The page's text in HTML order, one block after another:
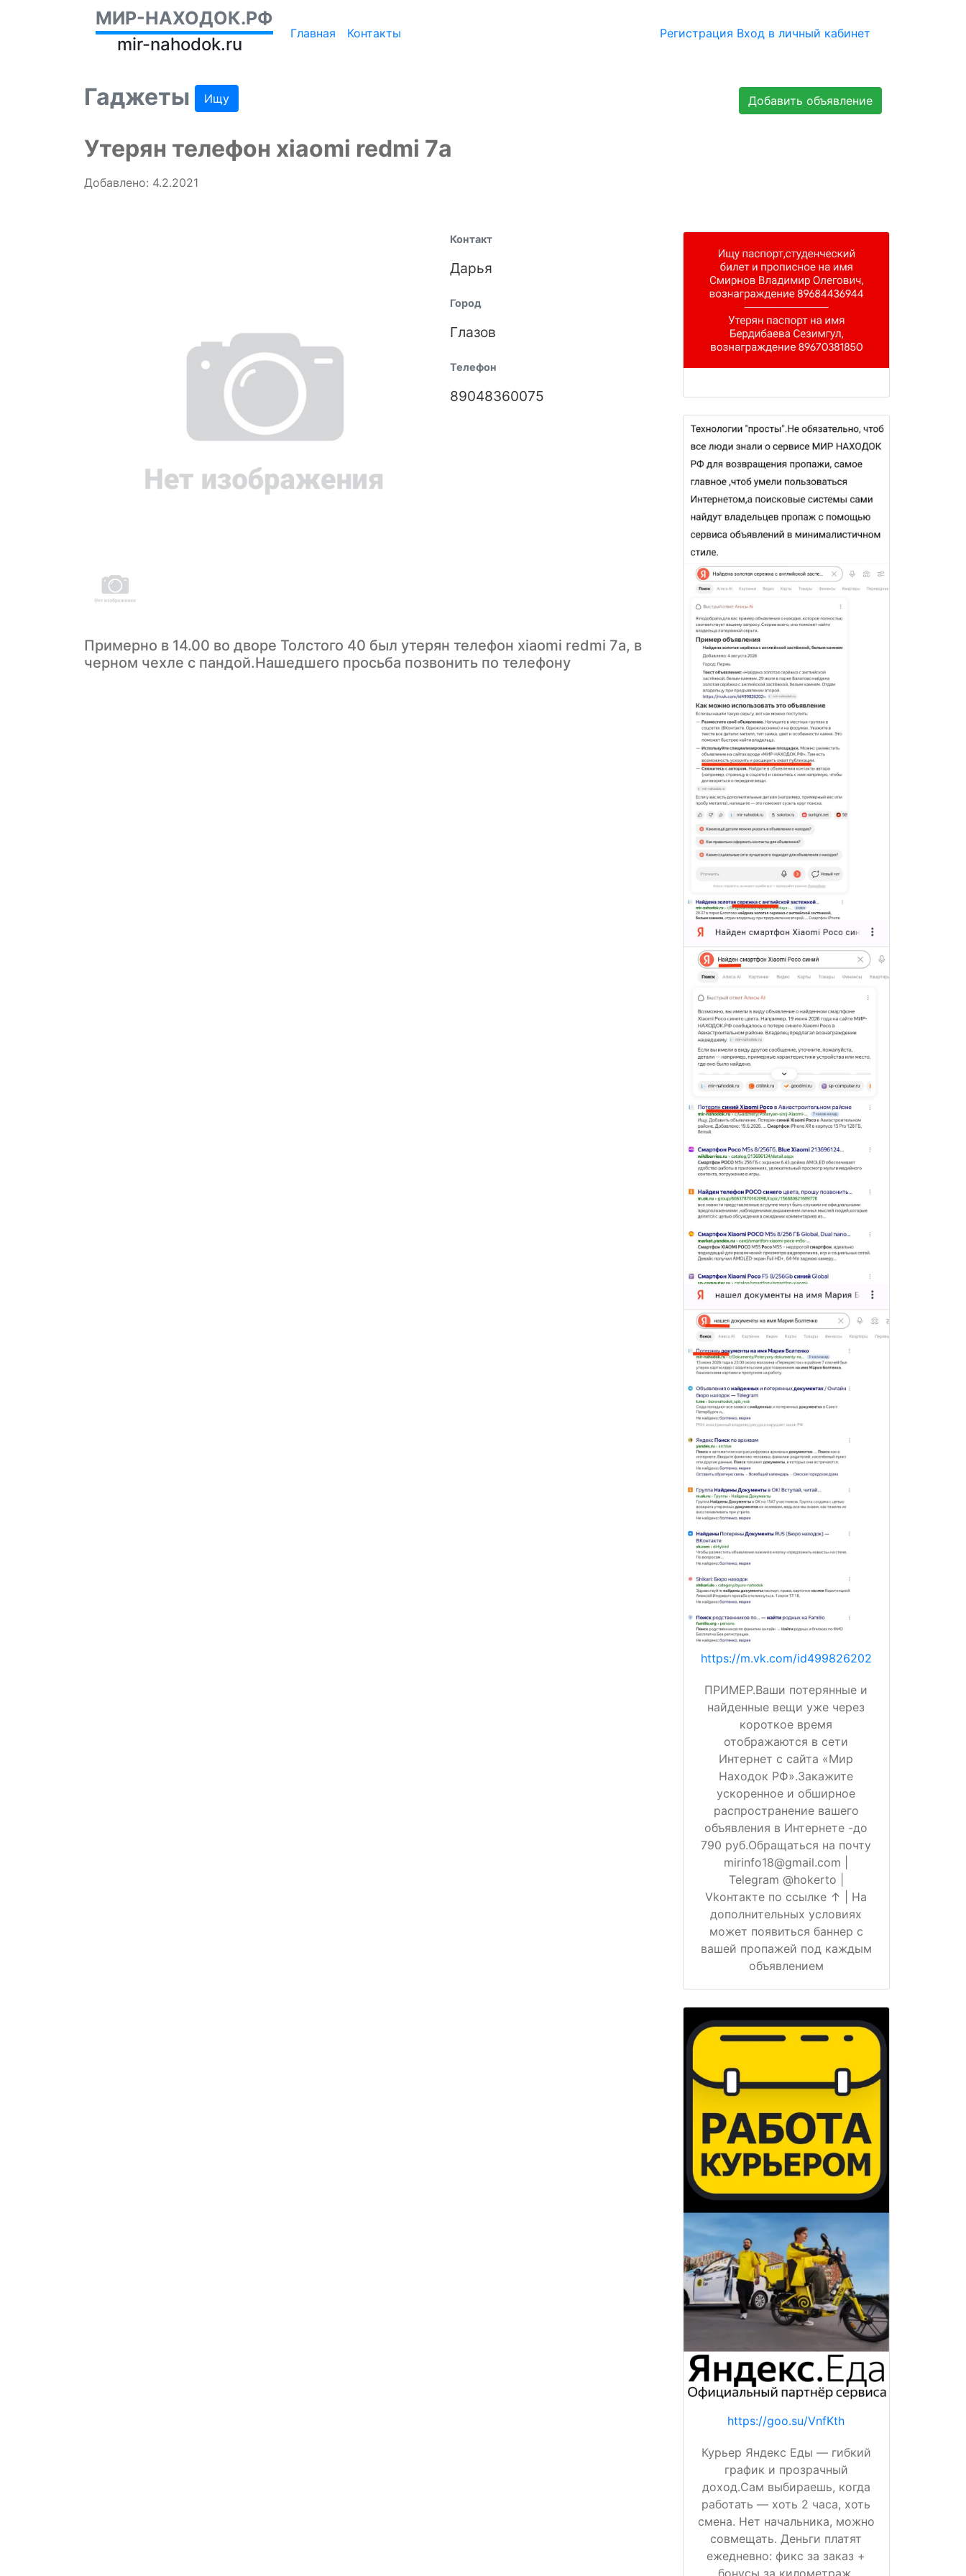
МИР-НАХОДОК.РФ
mir-nahodok.ru
Главная Контакты Регистрация Вход в личный кабинет
Гаджеты Ищу Добавить объявление
Утерян телефон xiaomi redmi 7а
Добавлено: 4.2.2021
Контакт
Дарья
Город
Глазов
Телефон
89048360075
Примерно в 14.00 во дворе Толстого 40 был утерян телефон xiaomi redmi 7а, в
черном чехле с пандой.Нашедшего просьба позвонить по телефону
https://m.vk.com/id499826202
ПРИМЕР.Ваши потерянные и
найденные вещи уже через
короткое время
отображаются в сети
Интернет с сайта «Мир
Находок РФ».Закажите
ускоренное и обширное
распространение вашего
объявления в Интернете -до
790 руб.Обращаться на почту
mirinfo18@gmail.com |
Telegram @hokerto |
Vkонтакте по ссылке ↑ | На
дополнительных условиях
может появиться баннер с
вашей пропажей под каждым
объявлением
https://goo.su/VnfKth
Курьер Яндекс Еды — гибкий
график и прозрачный
доход.Сам выбираешь, когда
работать — хоть 2 часа, хоть
смена. Нет начальника, можно
совмещать. Деньги платят
ежедневно: фикс за заказ +